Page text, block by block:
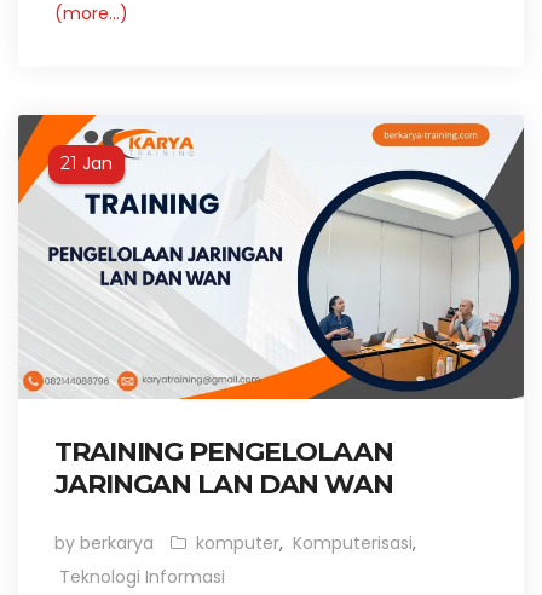
(more…)
21 Jan
TRAINING PENGELOLAAN
JARINGAN LAN DAN WAN
by berkarya komputer, Komputerisasi,
Teknologi Informasi